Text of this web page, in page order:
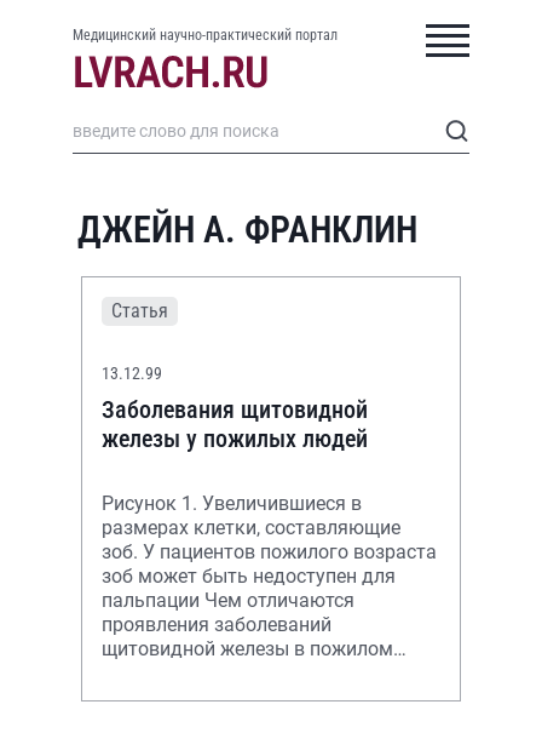
Медицинский научно-практический портал
ДЖЕЙН А. ФРАНКЛИН
Статья
13.12.99
Заболевания щитовидной
железы у пожилых людей
Рисунок 1. Увеличившиеся в
размерах клетки, составляющие
зоб. У пациентов пожилого возраста
зоб может быть недоступен для
пальпации Чем отличаются
проявления заболеваний
щитовидной железы в пожилом